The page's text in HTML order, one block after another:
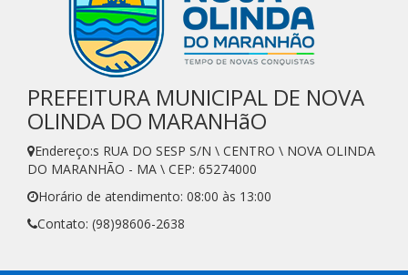
PREFEITURA MUNICIPAL DE NOVA
OLINDA DO MARANHãO
Endereço:s RUA DO SESP S/N \ CENTRO \ NOVA OLINDA
DO MARANHÃO - MA \ CEP: 65274000
Horário de atendimento: 08:00 às 13:00
Contato: (98)98606-2638